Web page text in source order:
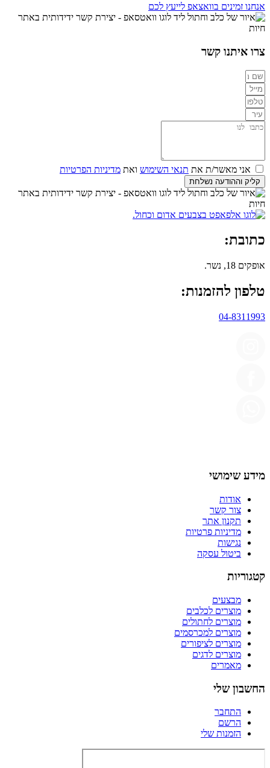
אנחנו זמינים בוואצאפ לייעץ לכם
צרו איתנו קשר
אני מאשר/ת את תנאי השימוש ואת מדיניות הפרטיות
קליק וההודעה נשלחת
כתובת:
אופקים 18, נשר.
טלפון להזמנות:
04-8311993
מידע שימושי
אודות
צור קשר
תקנון אתר
מדיניות פרטיות
נגישות
ביטול עסקה
קטגוריות
מבצעים
מוצרים לכלבים
מוצרים לחתולים
מוצרים למכרסמים
מוצרים לציפורים
מוצרים לדגים
מאמרים
החשבון שלי
התחבר
הרשם
הזמנות שלי